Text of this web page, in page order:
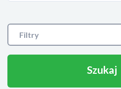
Filtry
Szukaj